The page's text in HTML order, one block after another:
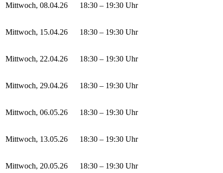
Mittwoch, 08.04.26 18:30 – 19:30 Uhr
Mittwoch, 15.04.26 18:30 – 19:30 Uhr
Mittwoch, 22.04.26 18:30 – 19:30 Uhr
Mittwoch, 29.04.26 18:30 – 19:30 Uhr
Mittwoch, 06.05.26 18:30 – 19:30 Uhr
Mittwoch, 13.05.26 18:30 – 19:30 Uhr
Mittwoch, 20.05.26 18:30 – 19:30 Uhr